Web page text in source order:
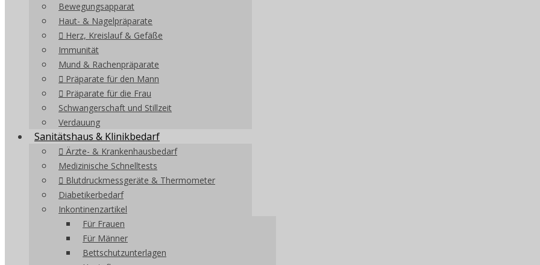
Bewegungsapparat
Haut- & Nagelpräparate
Herz, Kreislauf & Gefäße
Immunität
Mund & Rachenpräparate
Präparate für den Mann
Präparate für die Frau
Schwangerschaft und Stillzeit
Verdauung
Sanitätshaus & Klinikbedarf
Ärzte- & Krankenhausbedarf
Medizinische Schnelltests
Blutdruckmessgeräte & Thermometer
Diabetikerbedarf
Inkontinenzartikel
Für Frauen
Für Männer
Bettschutzunterlagen